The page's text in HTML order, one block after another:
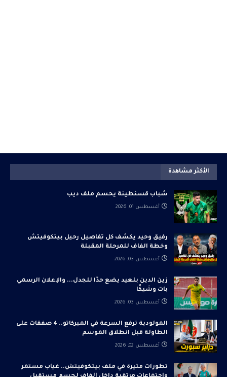
الأكثر مشاھدة
شباب قسنطينة يحسم ملف ديب
أغسطس 01, 2026
رفيق وحيد يكشف كل تفاصيل رحيل بيتكوفيتش
وخطة الفاف للمرحلة المقبلة
أغسطس 03, 2026
زين الدين بلعيد يضع حدًا للجدل... والإعلان الرسمي
بات وشيكًا
أغسطس 03, 2026
المولودية ترفع السرعة في الميركاتو.. 4 صفقات على
الطاولة قبل انطلاق الموسم
أغسطس 02, 2026
تطورات مثيرة في ملف بيتكوفيتش.. غياب مستمر